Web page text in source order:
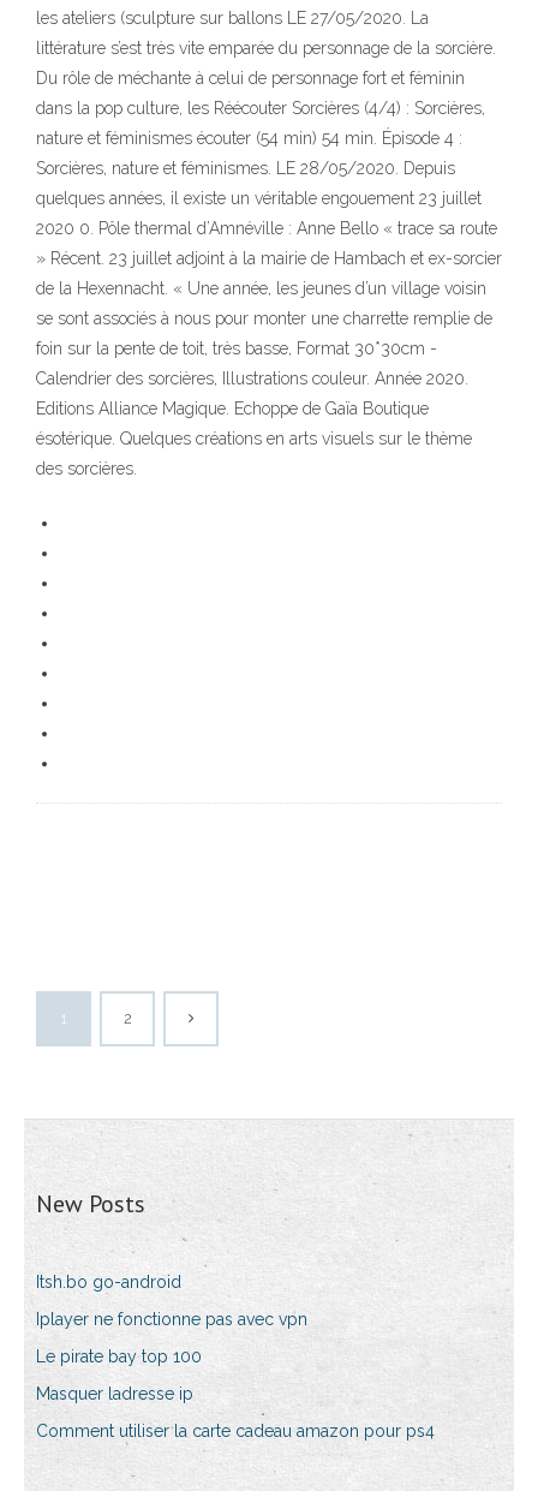
les ateliers (sculpture sur ballons LE 27/05/2020. La
littérature s’est très vite emparée du personnage de la sorcière.
Du rôle de méchante à celui de personnage fort et féminin
dans la pop culture, les Réécouter Sorcières (4/4) : Sorcières,
nature et féminismes écouter (54 min) 54 min. Épisode 4 :
Sorcières, nature et féminismes. LE 28/05/2020. Depuis
quelques années, il existe un véritable engouement 23 juillet
2020 0. Pôle thermal d’Amnéville : Anne Bello « trace sa route
» Récent. 23 juillet adjoint à la mairie de Hambach et ex-sorcier
de la Hexennacht. « Une année, les jeunes d’un village voisin
se sont associés à nous pour monter une charrette remplie de
foin sur la pente de toit, très basse, Format 30*30cm -
Calendrier des sorcières, Illustrations couleur. Année 2020.
Editions Alliance Magique. Echoppe de Gaïa Boutique
ésotérique. Quelques créations en arts visuels sur le thème
des sorcières.
1 2
New Posts
Itsh.bo go-android
Iplayer ne fonctionne pas avec vpn
Le pirate bay top 100
Masquer ladresse ip
Comment utiliser la carte cadeau amazon pour ps4